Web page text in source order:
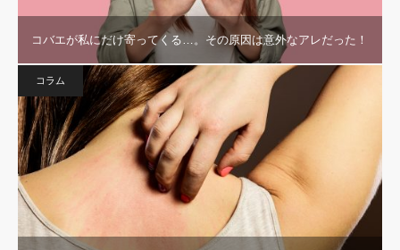
コバエが私にだけ寄ってくる…。その原因は意外なアレだった！
コラム